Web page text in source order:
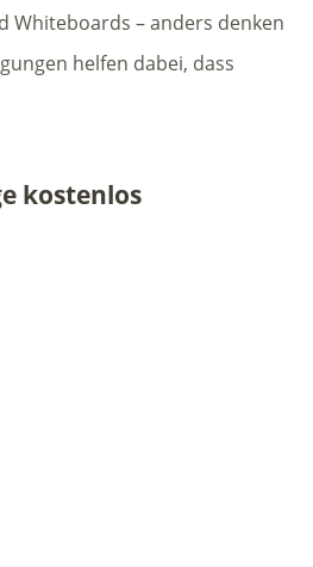
Whiteboards – anders denken
helfen dabei, dass
kostenlos